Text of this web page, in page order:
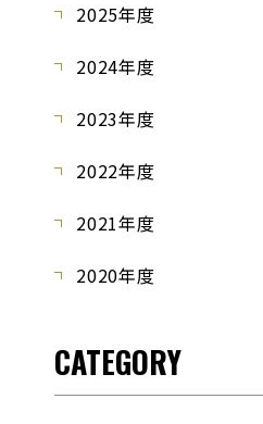
2025年度
2024年度
2023年度
2022年度
2021年度
2020年度
CATEGORY